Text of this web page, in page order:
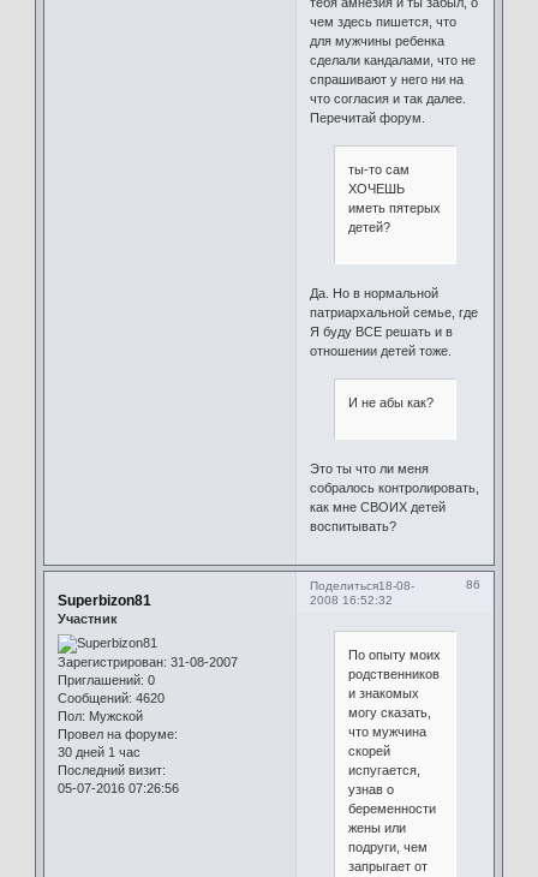
чем здесь пишется, что
для мужчины ребенка
сделали кандалами, что не
спрашивают у него ни на
что согласия и так далее.
Перечитай форум.
ты-то сам
ХОЧЕШЬ
иметь пятерых
детей?
Да. Но в нормальной
патриархальной семье, где
Я буду ВСЕ решать и в
отношении детей тоже.
И не абы как?
Это ты что ли меня
собралось контролировать,
как мне СВОИХ детей
воспитывать?
Поделиться 86
18-08-
2008 16:52:32
Superbizon81
Участник
Зарегистрирован: 31-08-2007
Приглашений: 0
Сообщений: 4620
Пол: Мужской
Провел на форуме:
30 дней 1 час
Последний визит:
05-07-2016 07:26:56
По опыту моих
родственников
и знакомых
могу сказать,
что мужчина
скорей
испугается,
узнав о
беременности
жены или
подруги, чем
запрыгает от